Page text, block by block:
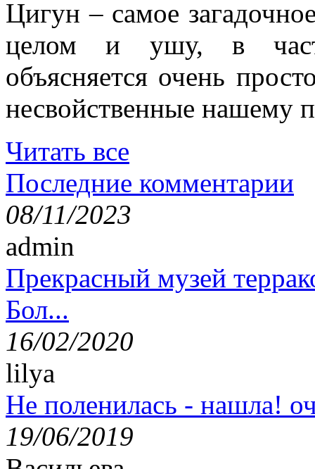
Цигун – самое
целом и ушу, в
объясняется очень
несвойственные нашему
Читать все
Последние комментарии
08/11/2023
admin
Прекрасный музей
Бол...
16/02/2020
lilya
Не поленилась - нашла!
19/06/2019